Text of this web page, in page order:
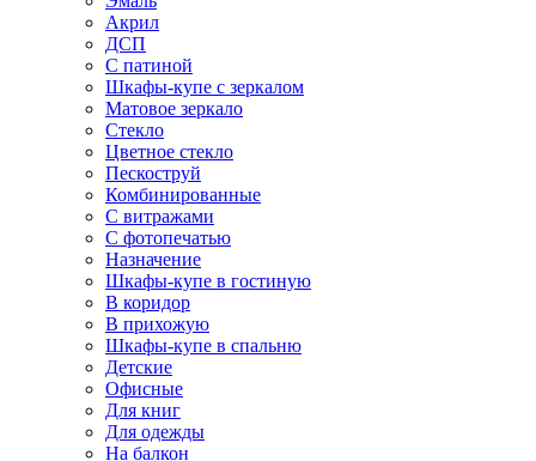
Акрил
ДСП
С патиной
Шкафы-купе с зеркалом
Матовое зеркало
Стекло
Цветное стекло
Пескоструй
Комбинированные
С витражами
С фотопечатью
Назначение
Шкафы-купе в гостиную
В коридор
В прихожую
Шкафы-купе в спальню
Детские
Офисные
Для книг
Для одежды
На балкон